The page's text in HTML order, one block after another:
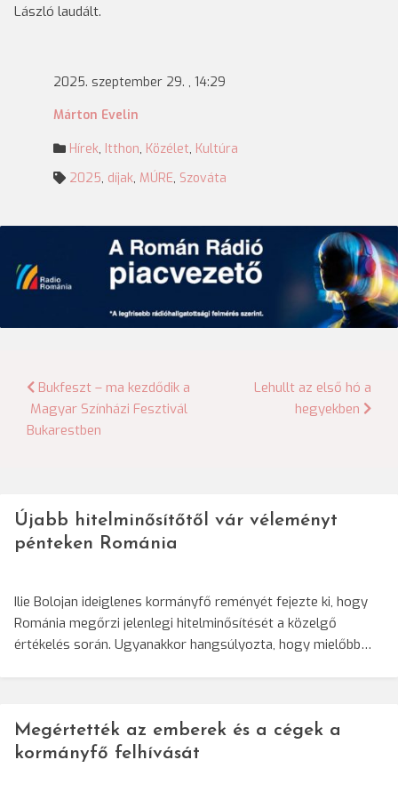
László laudált.
2025. szeptember 29. , 14:29
Márton Evelin
Hírek, Itthon, Közélet, Kultúra
2025, díjak, MÚRE, Szováta
Bejegyzés
navigáció
Bukfeszt – ma kezdődik a
Magyar Színházi Fesztivál
Bukarestben
Lehullt az első hó a
hegyekben
Újabb hitelminősítőtől vár véleményt
pénteken Románia
Ilie Bolojan ideiglenes kormányfő reményét fejezte ki, hogy
Románia megőrzi jelenlegi hitelminősítését a közelgő
értékelés során. Ugyanakkor hangsúlyozta, hogy mielőbb…
Megértették az emberek és a cégek a
kormányfő felhívását